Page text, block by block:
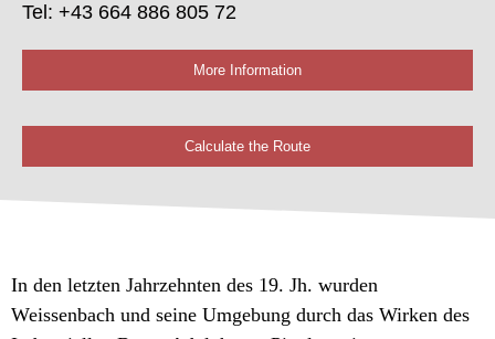
Tel: +43 664 886 805 72
More Information
Calculate the Route
In den letzten Jahrzehnten des 19. Jh. wurden
Weissenbach und seine Umgebung durch das Wirken des